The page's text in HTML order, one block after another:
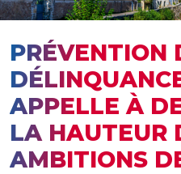
PRÉVENTION
APPELLE À
LA HAUTEUR
AMBITIONS